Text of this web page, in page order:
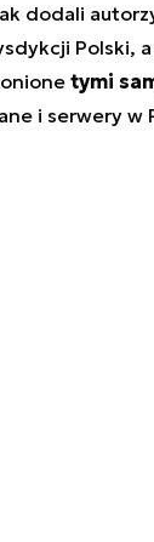
dodali
Polski,
tymi
i serwery w